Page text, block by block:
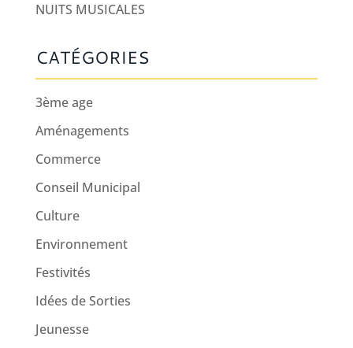
NUITS MUSICALES
CATÉGORIES
3ème age
Aménagements
Commerce
Conseil Municipal
Culture
Environnement
Festivités
Idées de Sorties
Jeunesse